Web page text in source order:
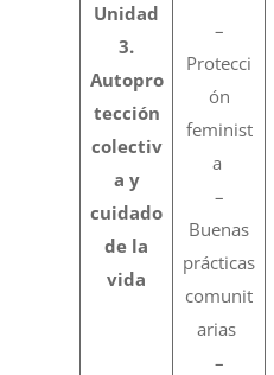
Unidad
3.
Autopro
tección
colectiv
a y
cuidado
de la
vida
–
Protecci
ón
feminist
a
–
Buenas
prácticas
comunit
arias
–